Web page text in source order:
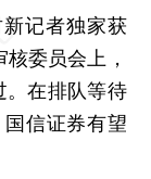
新记者独家获
委员会上，
。在排队等待
信证券有望